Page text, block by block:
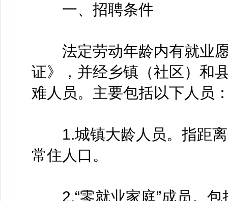
一、招聘条件
法定劳动年龄内有就业愿
证》，并经乡镇（社区）和
难人员。主要包括以下人员
1.城镇大龄人员。指距离
常住人口。
2.“零就业家庭”成员。包